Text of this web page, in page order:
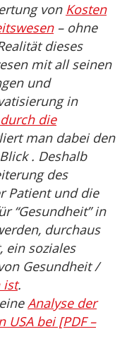
von Kosten
– ohne
dieses
mit all seinen
und
in
die
man dabei den
. Deshalb
des
Patient und die
“Gesundheit” in
durchaus
ein soziales
Gesundheit /
ist.
Analyse der
bei [PDF –